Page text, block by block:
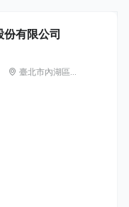
有限公司
臺北市內湖區